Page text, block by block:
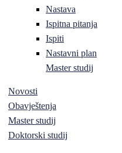
Nastava
Ispitna pitanja
Ispiti
Nastavni plan
Master studij
Novosti
Obavještenja
Master studij
Doktorski studij